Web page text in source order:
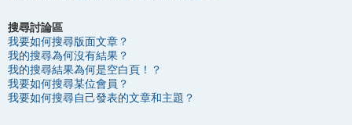
搜尋討論區
我要如何搜尋版面文章？
我的搜尋為何沒有結果？
我的搜尋結果為何是空白頁！？
我要如何搜尋某位會員？
我要如何搜尋自己發表的文章和主題？